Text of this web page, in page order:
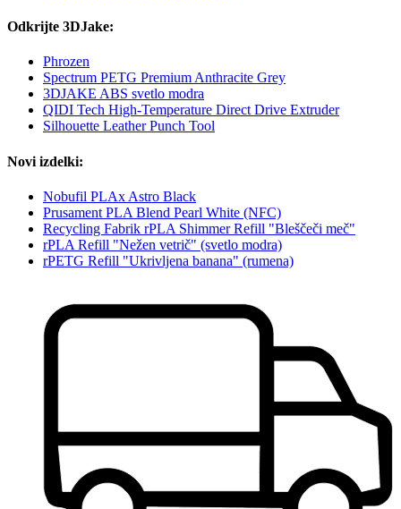
Odkrijte 3DJake:
Phrozen
Spectrum PETG Premium Anthracite Grey
3DJAKE ABS svetlo modra
QIDI Tech High-Temperature Direct Drive Extruder
Silhouette Leather Punch Tool
Novi izdelki:
Nobufil PLAx Astro Black
Prusament PLA Blend Pearl White (NFC)
Recycling Fabrik rPLA Shimmer Refill "Bleščeči meč"
rPLA Refill "Nežen vetrič" (svetlo modra)
rPETG Refill "Ukrivljena banana" (rumena)